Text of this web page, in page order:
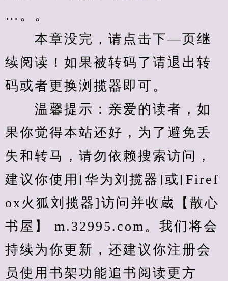
…。。
本章没完，请点击下—页继
续阅读！如果被转码了请退出转
码或者更换浏揽器即可。
温馨提示：亲爱的读者，如
果你觉得本站还好，为了避免丢
失和转马，请勿依赖搜索访问，
建议你使用[华为刘揽器]或[Firef
ox火狐刘揽器]访问并收蔵【散心
书屋】 m.32995.com。我们将会
持续为你更新，还建议你注册会
员使用书架功能追书阅读更方